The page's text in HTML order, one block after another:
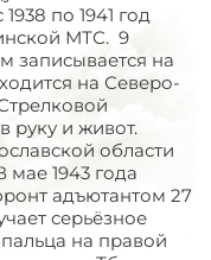
по 1941 год
МТС. 9
записывается на
на Северо-
руку и живот.
области
1943 года
адъютантом 27
серьёзное
на правой